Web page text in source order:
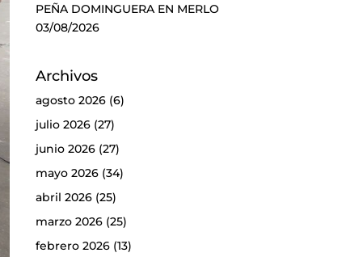
PEÑA DOMINGUERA EN MERLO
03/08/2026
Archivos
agosto 2026(6)
julio 2026(27)
junio 2026(27)
mayo 2026(34)
abril 2026(25)
marzo 2026(25)
febrero 2026(13)